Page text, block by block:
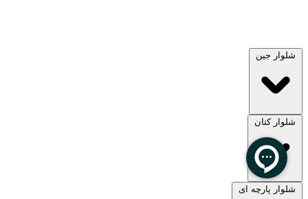
شلوار جین
مشاهده همه
شلوار کتان
شلوار پارچه ای